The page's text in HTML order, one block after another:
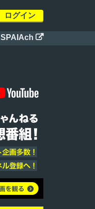
ログイン
SPAIAch 